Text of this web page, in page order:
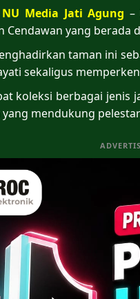
NU Media Jati Agung –
Cendawan yang berada
taman ini
sekaligus
koleksi berbagai jenis
mendukung